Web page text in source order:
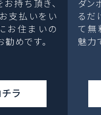
持ち頂き、
支払いをい
お住まいの
めです。
ラ
ダン
るだ
て無
魅力